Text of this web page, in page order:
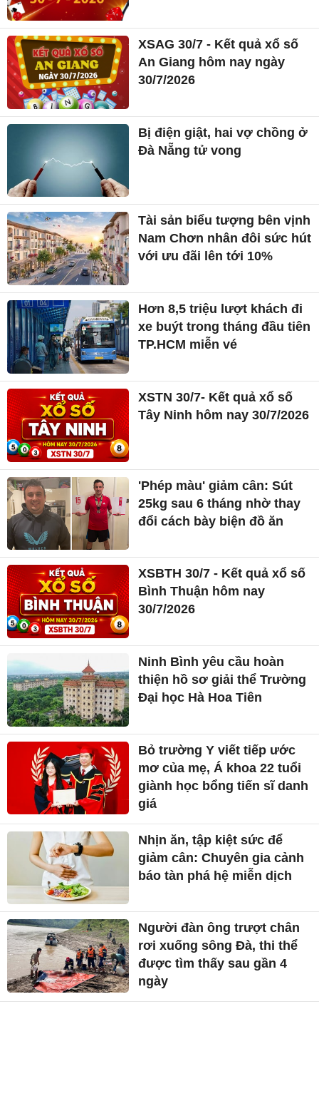
XSAG 30/7 - Kết quả xổ số
An Giang hôm nay ngày
30/7/2026
Bị điện giật, hai vợ chồng ở
Đà Nẵng tử vong
Tài sản biểu tượng bên vịnh
Nam Chơn nhân đôi sức hút
với ưu đãi lên tới 10%
Hơn 8,5 triệu lượt khách đi
xe buýt trong tháng đầu tiên
TP.HCM miễn vé
XSTN 30/7- Kết quả xổ số
Tây Ninh hôm nay 30/7/2026
'Phép màu' giảm cân: Sút
25kg sau 6 tháng nhờ thay
đổi cách bày biện đồ ăn
XSBTH 30/7 - Kết quả xổ số
Bình Thuận hôm nay
30/7/2026
Ninh Bình yêu cầu hoàn
thiện hồ sơ giải thể Trường
Đại học Hà Hoa Tiên
Bỏ trường Y viết tiếp ước
mơ của mẹ, Á khoa 22 tuổi
giành học bổng tiến sĩ danh
giá
Nhịn ăn, tập kiệt sức để
giảm cân: Chuyên gia cảnh
báo tàn phá hệ miễn dịch
Người đàn ông trượt chân
rơi xuống sông Đà, thi thể
được tìm thấy sau gần 4
ngày